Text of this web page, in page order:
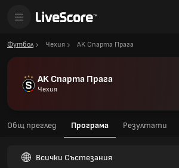
Футбол Чехия AK Спарта Прага
AK Спарта Прага
Чехия
Общ преглед Програма Резултати
Всички Състезания